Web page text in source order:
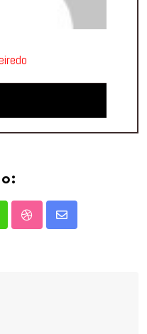
StumbleUpon
Share